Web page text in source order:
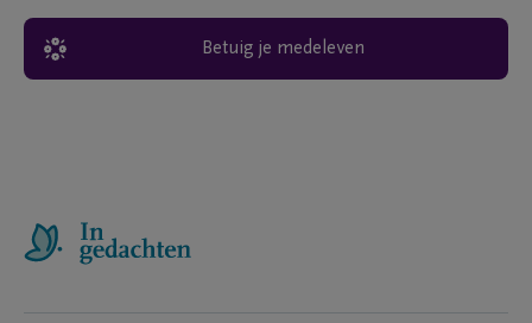
Betuig je medeleven